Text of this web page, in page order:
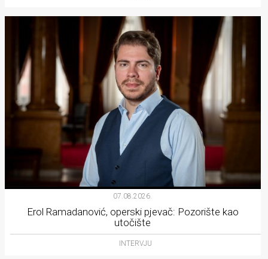
07.08.2026.
Erol Ramadanović, operski pjevač: Pozorište kao
utočište
INTERVJU